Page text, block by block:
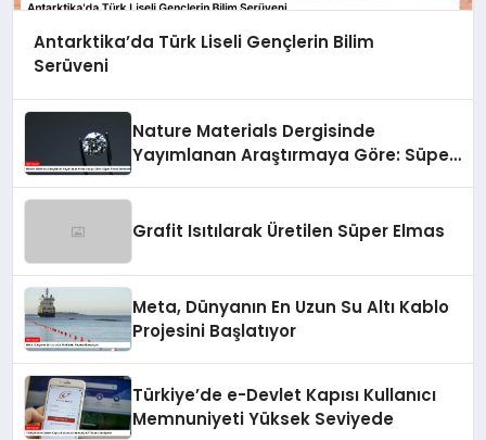
Antarktika’da Türk Liseli Gençlerin Bilim
Serüveni
Nature Materials Dergisinde
Yayımlanan Araştırmaya Göre: Süper
Grafit Isıtılarak Üretilen Süper Elmas
Meta, Dünyanın En Uzun Su Altı Kablo
Projesini Başlatıyor
Türkiye’de e-Devlet Kapısı Kullanıcı
Memnuniyeti Yüksek Seviyede